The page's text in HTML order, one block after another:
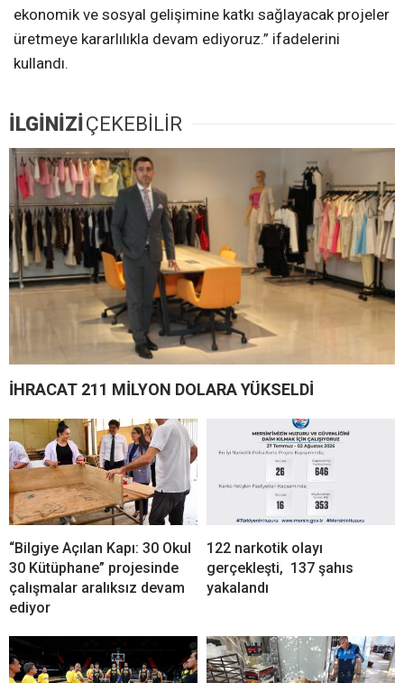
ekonomik ve sosyal gelişimine katkı sağlayacak projeler
üretmeye kararlılıkla devam ediyoruz.” ifadelerini
kullandı.
İLGİNİZİÇEKEBİLİR
İHRACAT 211 MİLYON DOLARA YÜKSELDİ
“Bilgiye Açılan Kapı: 30 Okul
30 Kütüphane” projesinde
çalışmalar aralıksız devam
ediyor
122 narkotik olayı
gerçekleşti, 137 şahıs
yakalandı